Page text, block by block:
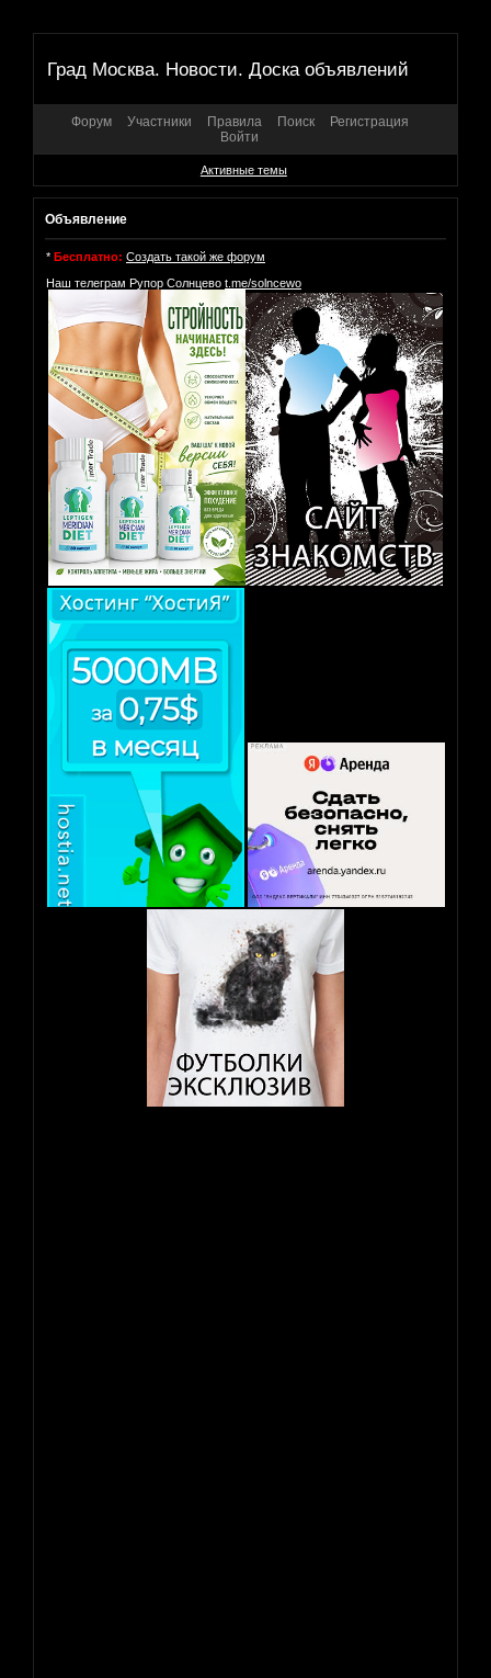
Град Москва. Новости. Доска объявлений
Форум Участники Правила Поиск
Регистрация
Войти
Активные темы
Объявление
* Бесплатно: Создать такой же форум
Наш телеграм Рупор Солнцево t.me/solncewo